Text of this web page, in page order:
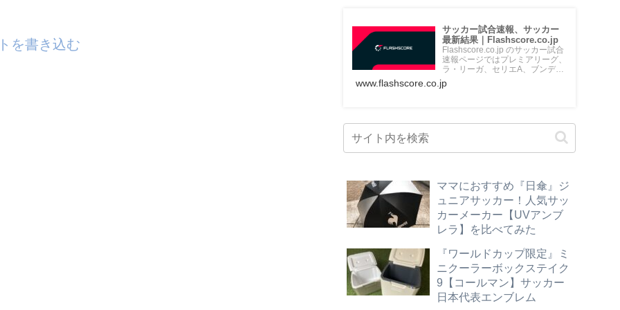
を書き込む
サッカー試合速報、サッカー
最新結果｜Flashscore.co.jp
Flashscore.co.jp のサッカー試合
速報ページではプレミアリーグ、
ラ・リーガ、セリエA、ブンデス
www.flashscore.co.jp
ママにおすすめ『日傘』ジ
ュニアサッカー！人気サッ
カーメーカー【UVアンブ
レラ】を比べてみた
『ワールドカップ限定』ミ
ニクーラーボックステイク
9【コールマン】サッカー
日本代表エンブレム